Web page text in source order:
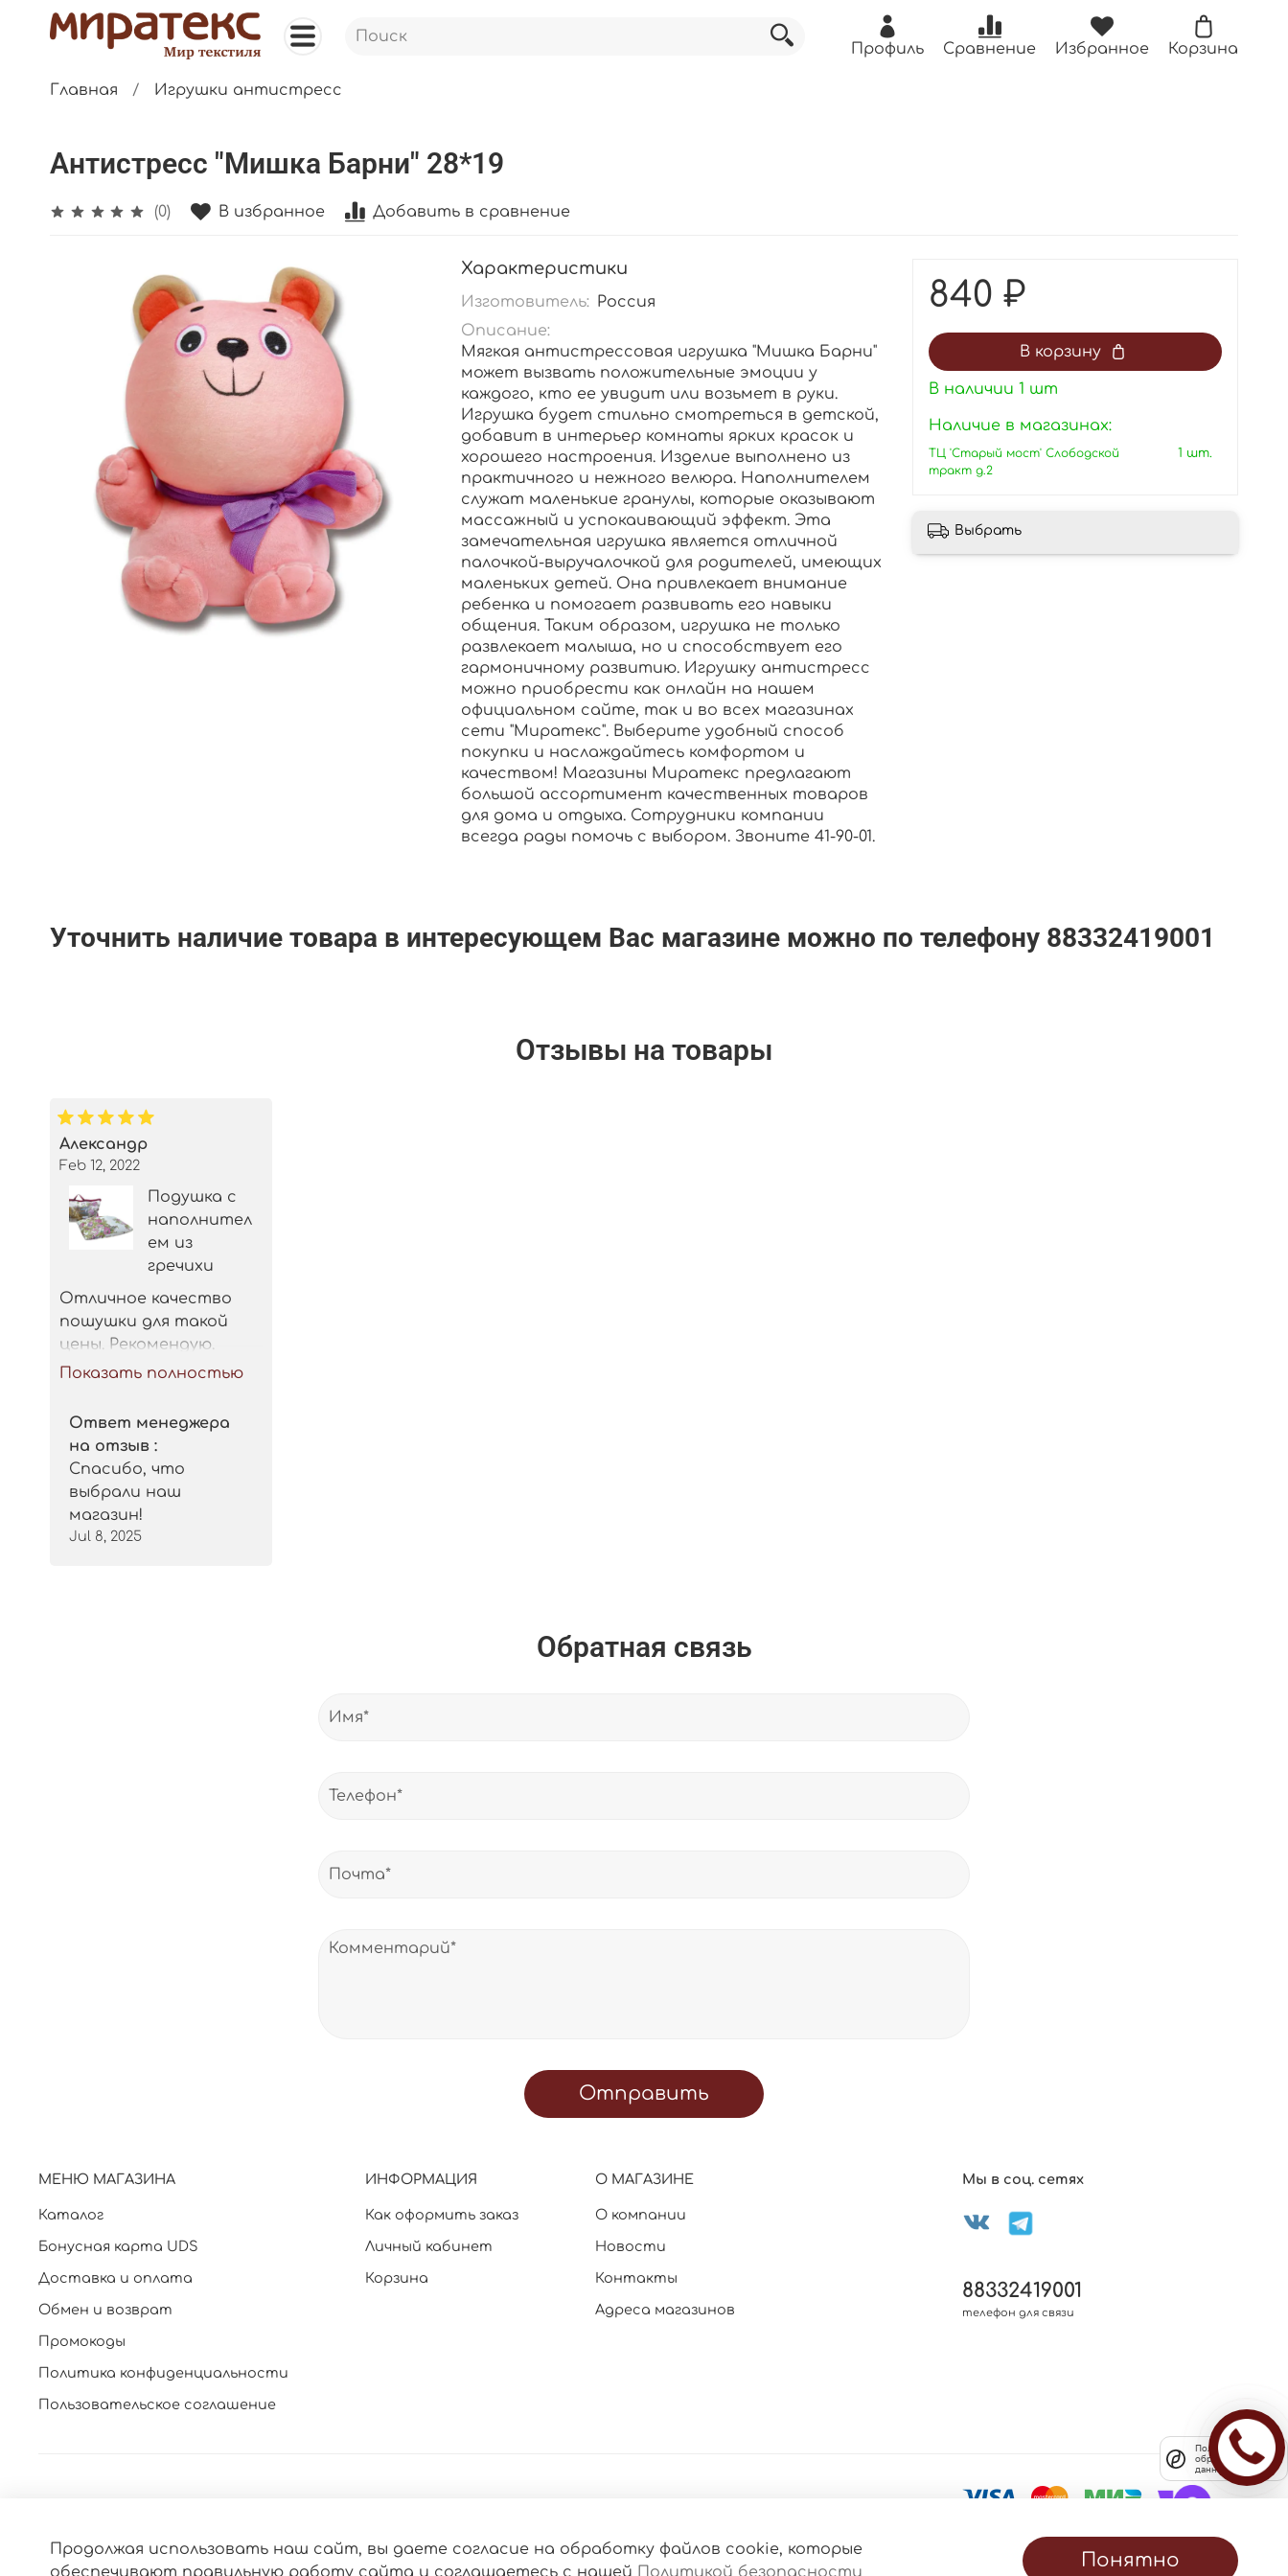
Профиль Сравнение Избранное Корзина
Главная Игрушки антистресс
Антистресс "Мишка Барни" 28*19
(0) В избранное Добавить в сравнение
Характеристики
Изготовитель: Россия
Описание:
Мягкая антистрессовая игрушка "Мишка Барни"
может вызвать положительные эмоции у
каждого, кто ее увидит или возьмет в руки.
Игрушка будет стильно смотреться в детской,
добавит в интерьер комнаты ярких красок и
хорошего настроения. Изделие выполнено из
практичного и нежного велюра. Наполнителем
служат маленькие гранулы, которые оказывают
массажный и успокаивающий эффект. Эта
замечательная игрушка является отличной
палочкой-выручалочкой для родителей, имеющих
маленьких детей. Она привлекает внимание
ребенка и помогает развивать его навыки
общения. Таким образом, игрушка не только
развлекает малыша, но и способствует его
гармоничному развитию. Игрушку антистресс
можно приобрести как онлайн на нашем
официальном сайте, так и во всех магазинах
сети "Миратекс". Выберите удобный способ
покупки и наслаждайтесь комфортом и
качеством! Магазины Миратекс предлагают
большой ассортимент качественных товаров
для дома и отдыха. Сотрудники компании
всегда рады помочь с выбором. Звоните 41-90-01.
840 ₽
В корзину
В наличии 1 шт
Наличие в магазинах:
ТЦ 'Старый мост' Слободской
тракт д.2
1 шт.
Выбрать
Уточнить наличие товара в интересующем Вас магазине можно по телефону 88332419001
Отзывы на товары
Александр
Feb 12, 2022
Подушка с
наполнител
ем из
гречихи
Отличное качество
пошушки для такой
цены. Рекомендую.
Показать полностью
Ответ менеджера
на отзыв :
Спасибо, что
выбрали наш
магазин!
Jul 8, 2025
Обратная связь
Отправить
МЕНЮ МАГАЗИНА
Каталог
Бонусная карта UDS
Доставка и оплата
Обмен и возврат
Промокоды
Политика конфиденциальности
Пользовательское соглашение
ИНФОРМАЦИЯ
Как оформить заказ
Личный кабинет
Корзина
О МАГАЗИНЕ
О компании
Новости
Контакты
Адреса магазинов
Мы в соц. сетях
88332419001
телефон для связи
Продолжая использовать наш сайт, вы даете согласие на обработку файлов cookie, которые
обеспечивают правильную работу сайта и соглашаетесь с нашей Политикой безопасности
Понятно
Политика
обработки
данных